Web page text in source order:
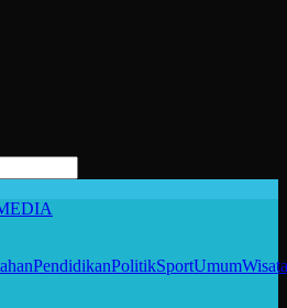
PendidikanPolitikSportUmumWisata